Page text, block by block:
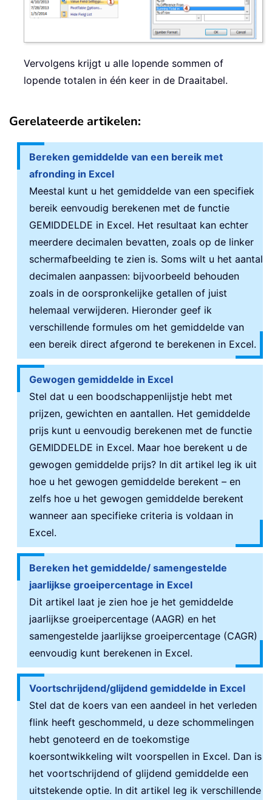
Vervolgens krijgt u alle lopende sommen of
lopende totalen in één keer in de Draaitabel.
Gerelateerde artikelen:
Bereken gemiddelde van een bereik met
afronding in Excel
Meestal kunt u het gemiddelde van een specifiek
bereik eenvoudig berekenen met de functie
GEMIDDELDE in Excel. Het resultaat kan echter
meerdere decimalen bevatten, zoals op de linker
schermafbeelding te zien is. Soms wilt u het aantal
decimalen aanpassen: bijvoorbeeld behouden
zoals in de oorspronkelijke getallen of juist
helemaal verwijderen. Hieronder geef ik
verschillende formules om het gemiddelde van
een bereik direct afgerond te berekenen in Excel.
Gewogen gemiddelde in Excel
Stel dat u een boodschappenlijstje hebt met
prijzen, gewichten en aantallen. Het gemiddelde
prijs kunt u eenvoudig berekenen met de functie
GEMIDDELDE in Excel. Maar hoe berekent u de
gewogen gemiddelde prijs? In dit artikel leg ik uit
hoe u het gewogen gemiddelde berekent – en
zelfs hoe u het gewogen gemiddelde berekent
wanneer aan specifieke criteria is voldaan in
Excel.
Bereken het gemiddelde/ samengestelde
jaarlijkse groeipercentage in Excel
Dit artikel laat je zien hoe je het gemiddelde
jaarlijkse groeipercentage (AAGR) en het
samengestelde jaarlijkse groeipercentage (CAGR)
eenvoudig kunt berekenen in Excel.
Voortschrijdend/glijdend gemiddelde in Excel
Stel dat de koers van een aandeel in het verleden
flink heeft geschommeld, u deze schommelingen
hebt genoteerd en de toekomstige
koersontwikkeling wilt voorspellen in Excel. Dan is
het voortschrijdend of glijdend gemiddelde een
uitstekende optie. In dit artikel leg ik verschillende